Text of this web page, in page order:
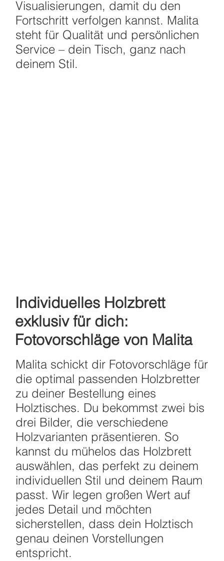
Visualisierungen, damit du den
Fortschritt verfolgen kannst. Malita
steht für Qualität und persönlichen
Service – dein Tisch, ganz nach
deinem Stil.
Individuelles Holzbrett
exklusiv für dich:
Fotovorschläge von Malita
Malita schickt dir Fotovorschläge für
die optimal passenden Holzbretter
zu deiner Bestellung eines
Holztisches. Du bekommst zwei bis
drei Bilder, die verschiedene
Holzvarianten präsentieren. So
kannst du mühelos das Holzbrett
auswählen, das perfekt zu deinem
individuellen Stil und deinem Raum
passt. Wir legen großen Wert auf
jedes Detail und möchten
sicherstellen, dass dein Holztisch
genau deinen Vorstellungen
entspricht.